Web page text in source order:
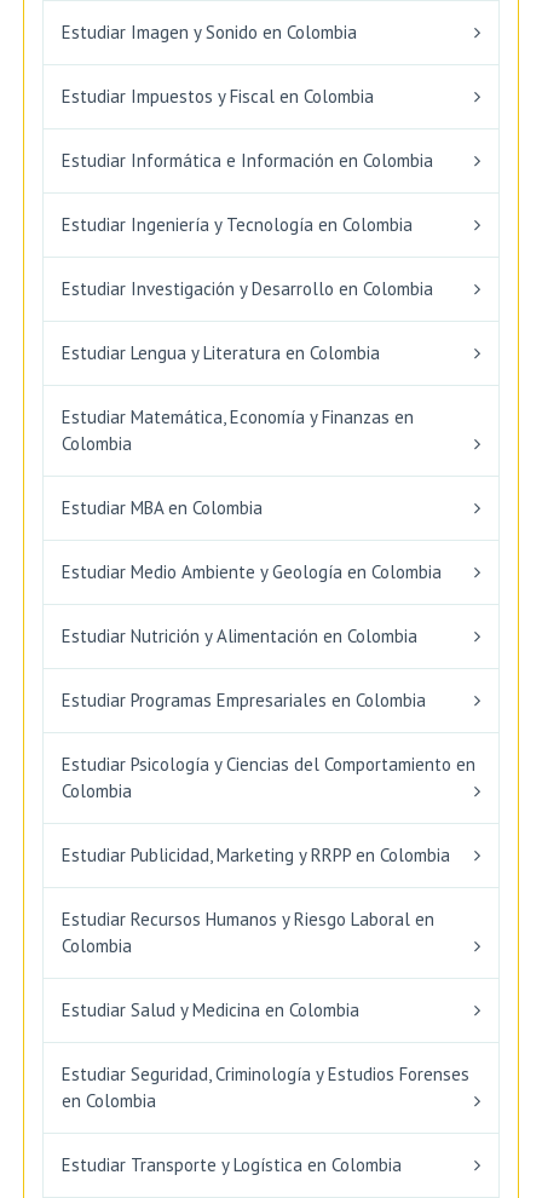
Estudiar Imagen y Sonido en Colombia
Estudiar Impuestos y Fiscal en Colombia
Estudiar Informática e Información en Colombia
Estudiar Ingeniería y Tecnología en Colombia
Estudiar Investigación y Desarrollo en Colombia
Estudiar Lengua y Literatura en Colombia
Estudiar Matemática, Economía y Finanzas en
Colombia
Estudiar MBA en Colombia
Estudiar Medio Ambiente y Geología en Colombia
Estudiar Nutrición y Alimentación en Colombia
Estudiar Programas Empresariales en Colombia
Estudiar Psicología y Ciencias del Comportamiento en
Colombia
Estudiar Publicidad, Marketing y RRPP en Colombia
Estudiar Recursos Humanos y Riesgo Laboral en
Colombia
Estudiar Salud y Medicina en Colombia
Estudiar Seguridad, Criminología y Estudios Forenses
en Colombia
Estudiar Transporte y Logística en Colombia